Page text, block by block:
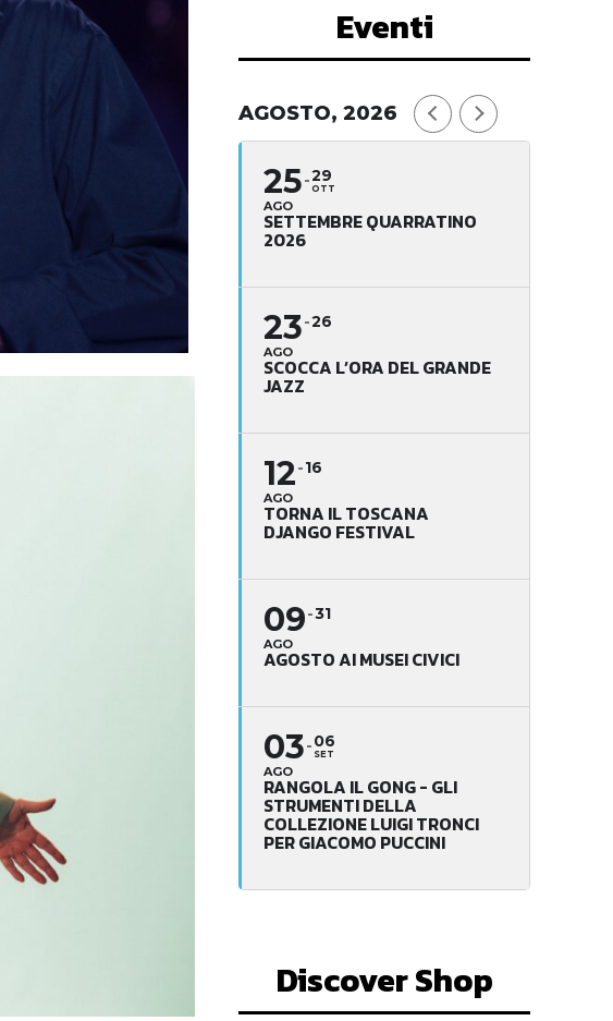
Eventi
AGOSTO, 2026
25
AGO
29
OTT
SETTEMBRE QUARRATINO
2026
23
AGO
26
SCOCCA L’ORA DEL GRANDE
JAZZ
12
AGO
16
TORNA IL TOSCANA
DJANGO FESTIVAL
09
AGO
31
AGOSTO AI MUSEI CIVICI
03
AGO
06
SET
RANGOLA IL GONG - GLI
STRUMENTI DELLA
COLLEZIONE LUIGI TRONCI
PER GIACOMO PUCCINI
Discover Shop